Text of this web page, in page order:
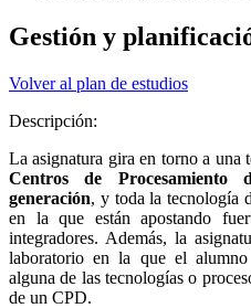
Gestión y
Volver al plan de estudios
Descripción:
La asignatura gira en torno a una
Centros de
generación, y toda la tecnología
en la que están apostando
integradores. Además, la
laboratorio en la que el
alguna de las tecnologías o
de un CPD.